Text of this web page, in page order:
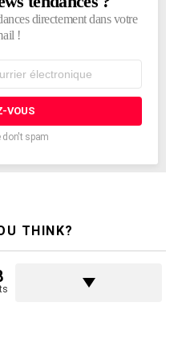
directement dans votre
!
don't spam
THINK?